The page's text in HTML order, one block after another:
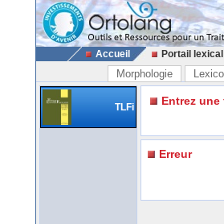
Accueil Portail lexical
Morphologie
TLFi Entrez une
Erreur